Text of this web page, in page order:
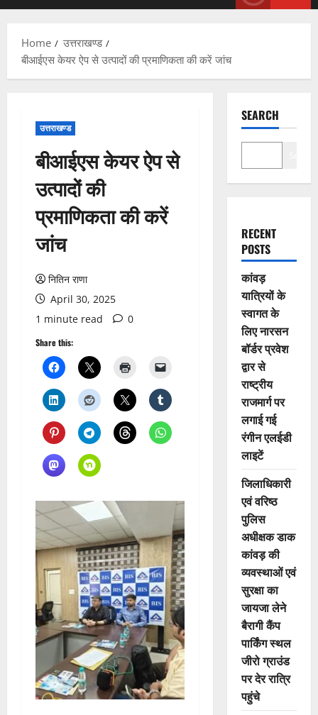
Home
उत्तराखण्ड
बीआईएस केयर ऐप से उत्पादों की प्रमाणिकता की करें जांच
उत्तराखण्ड
बीआईएस केयर ऐप से
उत्पादों की
प्रमाणिकता की करें
जांच
नितिन राणा
April 30, 2025
1 minute read
0
Share this:
SEARCH
RECENT
POSTS
कांवड़
यात्रियों के
स्वागत के
लिए नारसन
बॉर्डर प्रवेश
द्वार से
राष्ट्रीय
राजमार्ग पर
लगाई गई
रंगीन एलईडी
लाइटें
जिलाधिकारी
एवं वरिष्ठ
पुलिस
अधीक्षक डाक
कांवड़ की
व्यवस्थाओं एवं
सुरक्षा का
जायजा लेने
बैरागी कैंप
पार्किंग स्थल
जीरो ग्राउंड
पर देर रात्रि
पहुंचे